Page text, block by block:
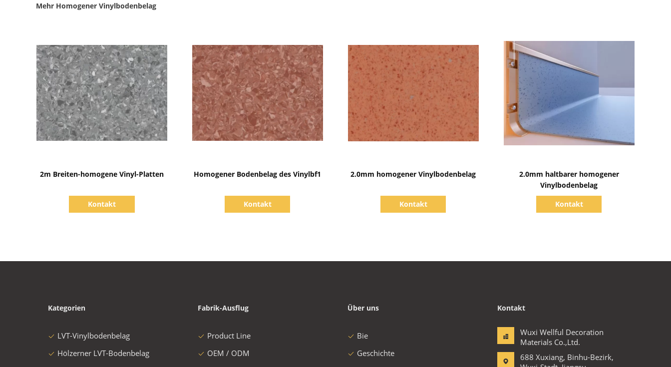
Mehr Homogener Vinylbodenbelag
2m Breiten-homogene Vinyl-Platten
Kontakt
Homogener Bodenbelag des Vinylbf1
Kontakt
2.0mm homogener Vinylbodenbelag
Kontakt
2.0mm haltbarer homogener
Vinylbodenbelag
Kontakt
Kategorien
LVT-Vinylbodenbelag
Hölzerner LVT-Bodenbelag
Fabrik-Ausflug
Product Line
OEM / ODM
Über uns
Bie
Geschichte
Kontakt
Wuxi Wellful Decoration
Materials Co.,Ltd.
688 Xuxiang, Binhu-Bezirk,